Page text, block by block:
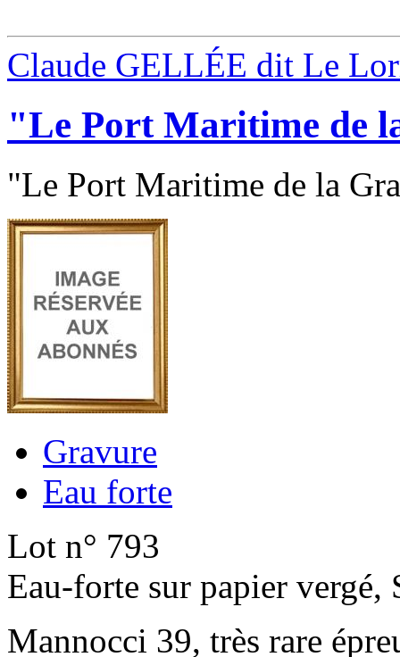
Claude GELLÉE dit Le
"Le Port Maritime de
"Le Port Maritime de la
Gravure
Eau forte
Lot n° 793
Eau-forte sur papier vergé,
Mannocci 39, très rare